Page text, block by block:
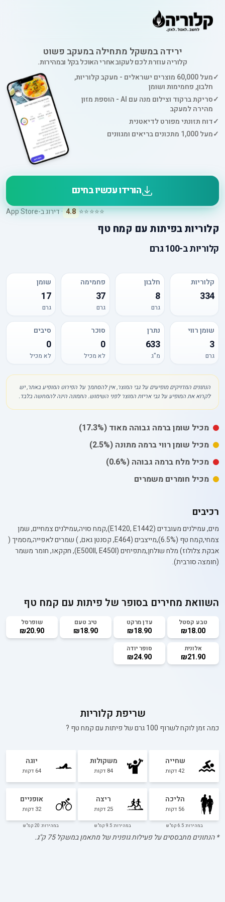
ירידה במשקל מתחילה במעקב פשוט
קלוריה עוזרת לכם לעקוב אחרי האוכל בקל ובמהירות.
✓
מעל 60,000 מוצרים ישראלים - מעקב קלוריות,
חלבון, פחמימות ושומן
✓
סריקת ברקוד וצילום מנה עם AI - הוספת מזון
מהירה למעקב
✓דוח תזונתי מפורט לדיאטנית
✓מעל 1,000 מתכונים בריאים ומגוונים
הורידו עכשיו בחינם
⭐⭐⭐⭐⭐
4.8 · דירוג ב-App Store
קלוריותבפיתות עם קמח טף
קלוריותב-100 גרם
קלוריות
334
חלבון
8
גרם
פחמימה
37
גרם
שומן
17
גרם
שומן רווי
3
גרם
נתרן
633
מ"ג
סוכר
0
לא מכיל
סיבים
0
לא מכיל
הנתונים המדויקים מופיעים על גבי המוצר, אין להסתמך על הפירוט המופיע באתר, יש
לקרוא את המופיע על גבי אריזת המוצר לפני השימוש. התמונה הינה להמחשה בלבד.
מכיל שומןברמה גבוהה מאוד (17.3%)
מכיל שומן רוויברמה מתונה (2.5%)
מכיל מלח ברמה גבוהה (0.6%)
מכיל חומרים משמרים
רכיבים
מים, עמילנים מעובדים (E1420, E1442),קמח סויה,עמילנים צמחיים, שמן
צמחי,קמח טף (6.5%),מייצבים (E464, קסנטן גאםׂ, ) שמרים לאפייה,מסמיך (
אבקת צלולוז) מלח שולחן,מתפיחים (E500II, E450Iׂ), nקקאו, חומר משמר
(חומצה סורביתׂ).
השוואת מחירים בסופר של פיתות עם קמח טף
טבע קסטל
₪18.00
עדן מרקט
₪18.90
טיב טעם
₪18.90
שופרסל
₪20.90
אלונית
₪21.90
סופר יודה
₪24.90
שריפת קלוריות
כמה זמן לוקח לשרוף 100 גרם של פיתות עם קמח טף ?
שחייה
42דקות
משקולות
84 דקות
יוגה
64 דקות
הליכה
56 דקות
במהירות: 6.5 קמ"ש
ריצה
25 דקות
במהירות: 9.5 קמ"ש
אופניים
32 דקות
במהירות: 20 קמ"ש
* הנתונים מתבססים על פעילות גופנית של מתאמן במשקל75ק"ג.